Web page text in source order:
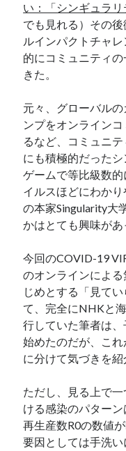
India
Science
Society
Technology
well-being
ハイテク都市 貴陽
対抗文化の新都より
未来観光
い：「シンギュラ
でも見れる）その
ルインパクトチャ
的にコミュニティ
きた。
元々、グローバル
ンプをオンライン
るなど、コミュニ
にも積極的だった
ゲームで等比級数
イルスほどにわか
の本家Singularity大
かはとても興味があ
今回のCOVID-19
のオンラインによ
じめとする「見て
て、完全にNHKと
行していた筆者は
始めたのだが、こ
に分けて気づきを紹
ただし、見る上で
ける感染のパター
再生産数R0の数値
要因としては手洗